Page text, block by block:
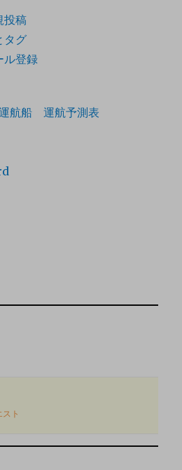
投稿
タグ
ル登録
航船 運航予測表
ト